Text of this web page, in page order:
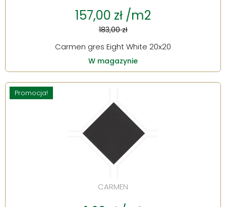
157,00 zł /m2
183,00 zł
Carmen gres Eight White 20x20
W magazynie
Promocja!
CARMEN